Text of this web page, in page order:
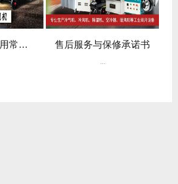
燃油暖风机-使用常见问题 售后服务与保修承诺书
...